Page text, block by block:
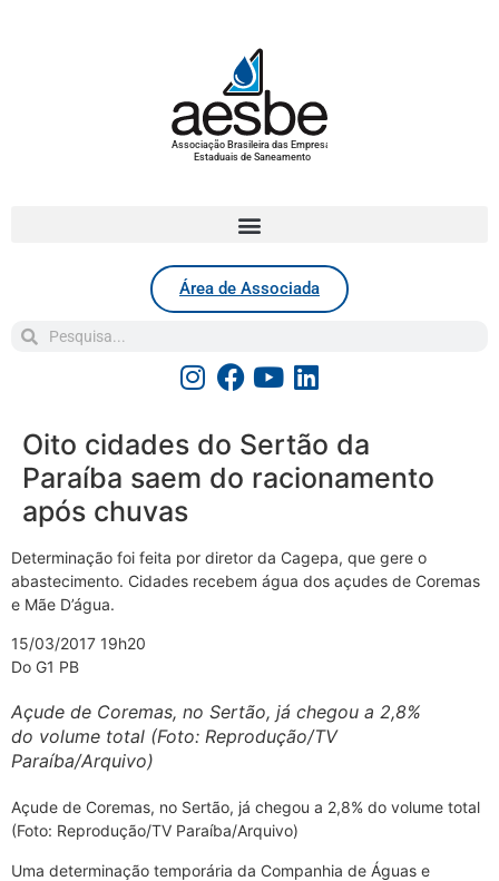
Associação Brasileira das Empresas
Estaduais de Saneamento
Área de Associada
Oito cidades do Sertão da
Paraíba saem do racionamento
após chuvas
Determinação foi feita por diretor da Cagepa, que gere o
abastecimento. Cidades recebem água dos açudes de Coremas
e Mãe D’água.
15/03/2017 19h20
Do G1 PB
Açude de Coremas, no Sertão, já chegou a 2,8%
do volume total (Foto: Reprodução/TV
Paraíba/Arquivo)
Açude de Coremas, no Sertão, já chegou a 2,8% do volume total
(Foto: Reprodução/TV Paraíba/Arquivo)
Uma determinação temporária da Companhia de Águas e